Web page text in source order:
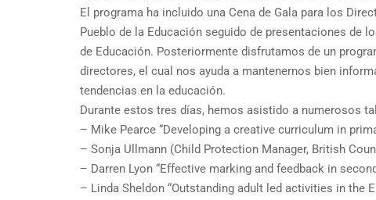
El programa ha incluido una Cena de Gala para los
Pueblo de la Educación seguido de presentaciones de
de Educación. Posteriormente disfrutamos de un
directores, el cual nos ayuda a mantenernos bien
tendencias en la educación.
Durante estos tres días, hemos asistido a numerosos
– Mike Pearce “Developing a creative curriculum in
– Sonja Ullmann (Child Protection Manager, British
– Darren Lyon “Effective marking and feedback in
– Linda Sheldon “Outstanding adult led activities in the